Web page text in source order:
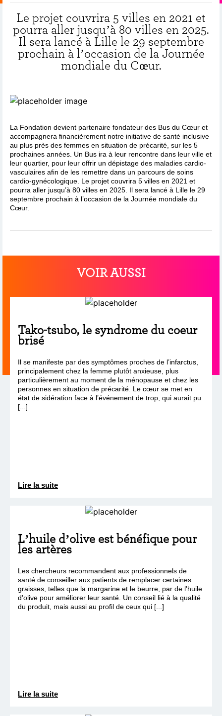
Le projet couvrira 5 villes en 2021 et
pourra aller jusqu’à 80 villes en 2025.
Il sera lancé à Lille le 29 septembre
prochain à l’occasion de la Journée
mondiale du Cœur.
La Fondation devient partenaire fondateur des Bus du Cœur et
accompagnera financièrement notre initiative de santé inclusive
au plus près des femmes en situation de précarité, sur les 5
prochaines années. Un Bus ira à leur rencontre dans leur ville et
leur quartier, pour leur offrir un dépistage des maladies cardio-
vasculaires afin de les remettre dans un parcours de soins
cardio-gynécologique. Le projet couvrira 5 villes en 2021 et
pourra aller jusqu’à 80 villes en 2025. Il sera lancé à Lille le 29
septembre prochain à l’occasion de la Journée mondiale du
Cœur.
VOIR AUSSI
Tako-tsubo, le syndrome du coeur
brisé
Il se manifeste par des symptômes proches de l’infarctus,
principalement chez la femme plutôt anxieuse, plus
particulièrement au moment de la ménopause et chez les
personnes en situation de précarité. Le cœur se met en
état de sidération face à l’événement de trop, qui aurait pu
[...]
Lire la suite
L’huile d’olive est bénéfique pour
les artères
Les chercheurs recommandent aux professionnels de
santé de conseiller aux patients de remplacer certaines
graisses, telles que la margarine et le beurre, par de l'huile
d'olive pour améliorer leur santé. Un conseil lié à la qualité
du produit, mais aussi au profil de ceux qui [...]
Lire la suite